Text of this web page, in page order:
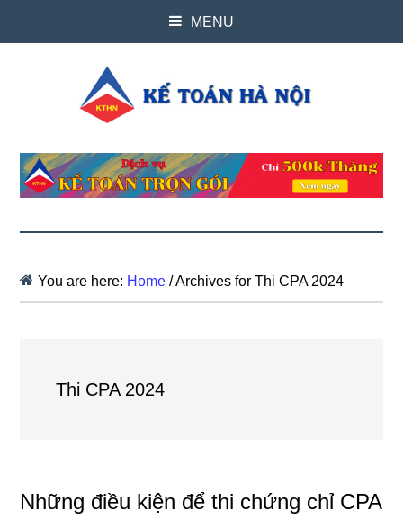
MENU
You are here: Home /Archives for Thi CPA 2024
Thi CPA 2024
Những điều kiện để thi chứng chỉ CPA